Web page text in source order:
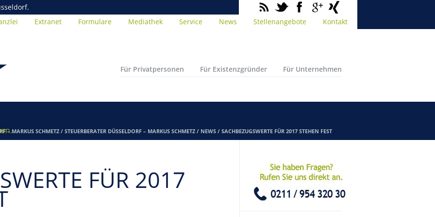
Extranet Formulare Mediathek Service News Stellenangebote Kontakt
Für Privatpersonen Für Existenzgründer Für Unternehmen
– MARKUS SCHMETZ / STEUERBERATER DÜSSELDORF – MARKUS SCHMETZ / NEWS / SACHBEZUGSWERTE FÜR 2017 STEHEN FEST
FÜR 2017